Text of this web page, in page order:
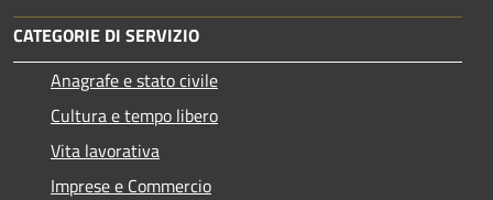
CATEGORIE DI SERVIZIO
Anagrafe e stato civile
Cultura e tempo libero
Vita lavorativa
Imprese e Commercio